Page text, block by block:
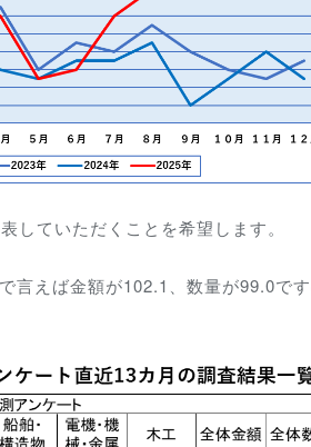
していただくことを希望します。
言えば金額が102.1、数量が99.0で